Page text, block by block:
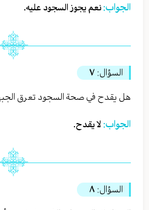
الجواب: نعم يجوز السجود عليه.
السؤال: ٧
هل يقدح في صحة السجود تعرق
الجواب: لا يقدح.
السؤال: ٨